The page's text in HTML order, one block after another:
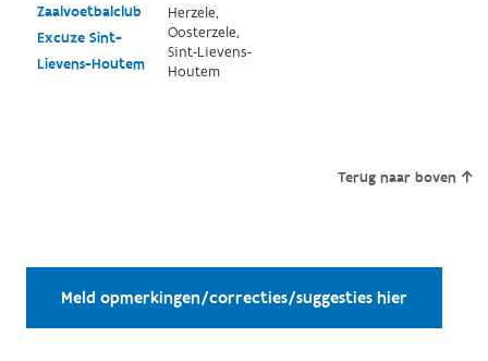
Zaalvoetbalclub
Excuze Sint-
Lievens-Houtem
Herzele,
Oosterzele,
Sint-Lievens-
Houtem
Terug naar boven
Meld opmerkingen/correcties/suggesties hier